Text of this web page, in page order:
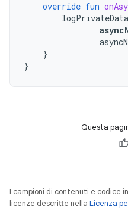
override fun
}
}
Questa
I campioni di contenuti e codice
licenze descritte nella Licenza